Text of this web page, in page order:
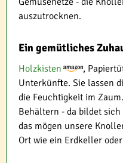
auszutrocknen.
Ein gemütliches
Holzkisten
,
Unterkünfte. Sie lassen
die Feuchtigkeit im
Behältern - da bildet
das mögen unsere
Ort wie ein Erdkeller